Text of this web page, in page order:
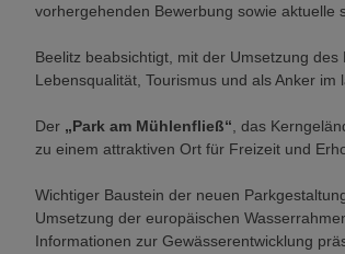
vorhergehenden Bewerbung sowie aktuelle
Beelitz beabsichtigt, mit der Umsetzung
Lebensqualität, Tourismus und als Anker im
Der „Park am Mühlenfließ“ , das
zu einem attraktiven Ort für Freizeit und
Wichtiger Baustein der neuen
Umsetzung der europäischen
Informationen zur Gewässerentwicklung